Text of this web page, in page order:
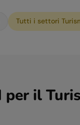
Tutti i settori
per il